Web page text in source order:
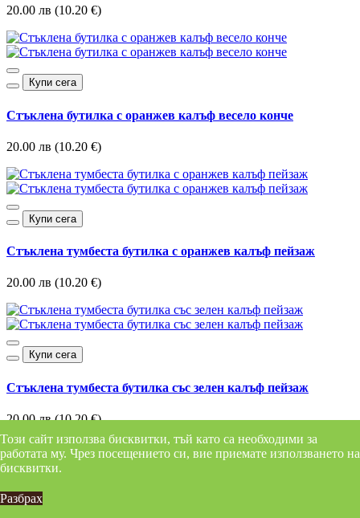
20.00 лв (10.20 €)
Купи сега
Стъклена бутилка с оранжев калъф весело конче
20.00 лв (10.20 €)
Купи сега
Стъклена тумбеста бутилка с оранжев калъф пейзаж
20.00 лв (10.20 €)
Купи сега
Стъклена тумбеста бутилка със зелен калъф пейзаж
20.00 лв (10.20 €)
Термос бутилка Тигър
Този сайт използва бисквитки, тъй като са необходими за
работата му. Чрез посещението си, вие приемате използването на
бисквитки.
Разбрах